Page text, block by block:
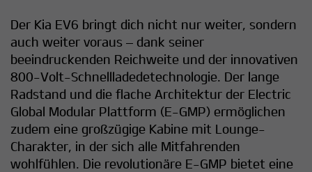
Der Kia EV6 bringt dich nicht nur weiter, sondern
auch weiter voraus – dank seiner
beeindruckenden Reichweite und der innovativen
800-Volt-Schnellladedetechnologie. Der lange
Radstand und die flache Architektur der Electric
Global Modular Plattform (E-GMP) ermöglichen
zudem eine großzügige Kabine mit Lounge-
Charakter, in der sich alle Mitfahrenden
wohlfühlen. Die revolutionäre E-GMP bietet eine